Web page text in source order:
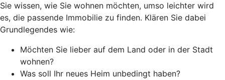
Sie wissen, wie Sie wohnen möchten, umso leichter wird
es, die passende Immobilie zu finden. Klären Sie dabei
Grundlegendes wie:
Möchten Sie lieber auf dem Land oder in der Stadt
wohnen?
Was soll Ihr neues Heim unbedingt haben?